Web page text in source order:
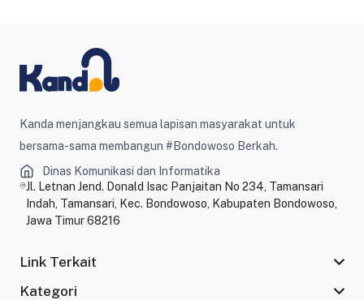
Kanda menjangkau semua lapisan masyarakat untuk
bersama-sama membangun #Bondowoso Berkah.
Dinas Komunikasi dan Informatika
Jl. Letnan Jend. Donald Isac Panjaitan No 234, Tamansari
Indah, Tamansari, Kec. Bondowoso, Kabupaten Bondowoso,
Jawa Timur 68216
Link Terkait
Kategori